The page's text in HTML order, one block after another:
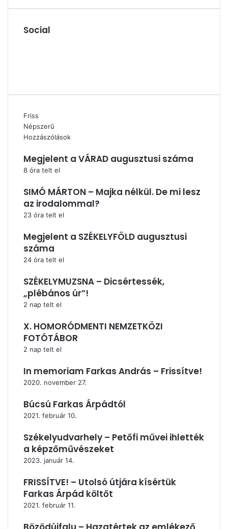
Social
Friss
Népszerű
Hozzászólások
Megjelent a VÁRAD augusztusi száma
8 óra telt el
SIMÓ MÁRTON – Majka nélkül. De mi lesz
az irodalommal?
23 óra telt el
Megjelent a SZÉKELYFÖLD augusztusi
száma
24 óra telt el
SZÉKELYMUZSNA – Dicsértessék,
„plébános úr”!
2 nap telt el
X. HOMORÓDMENTI NEMZETKÖZI
FOTÓTÁBOR
2 nap telt el
In memoriam Farkas András – Frissítve!
2020. november 27.
Búcsú Farkas Árpádtól
2021. február 10.
Székelyudvarhely – Petőfi művei ihlették
a képzőművészeket
2023. január 14.
FRISSÍTVE! – Utolsó útjára kísértük
Farkas Árpád költőt
2021. február 11.